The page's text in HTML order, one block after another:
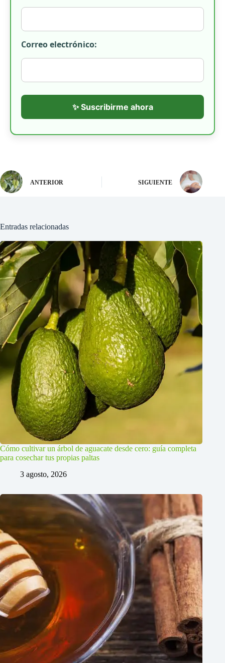
Correo electrónico:
✨ Suscribirme ahora
ANTERIOR SIGUIENTE
Entradas relacionadas
Cómo cultivar un árbol de aguacate desde cero: guía completa
para cosechar tus propias paltas
3 agosto, 2026